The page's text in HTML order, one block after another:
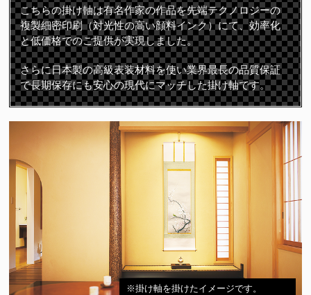
こちらの掛け軸は有名作家の作品を先端テクノロジーの
複製細密印刷（対光性の高い顔料インク）にて、効率化
と低価格でのご提供が実現しました。
さらに日本製の高級表装材料を使い業界最長の品質保証
で長期保存にも安心の現代にマッチした掛け軸です。
※掛け軸を掛けたイメージです。